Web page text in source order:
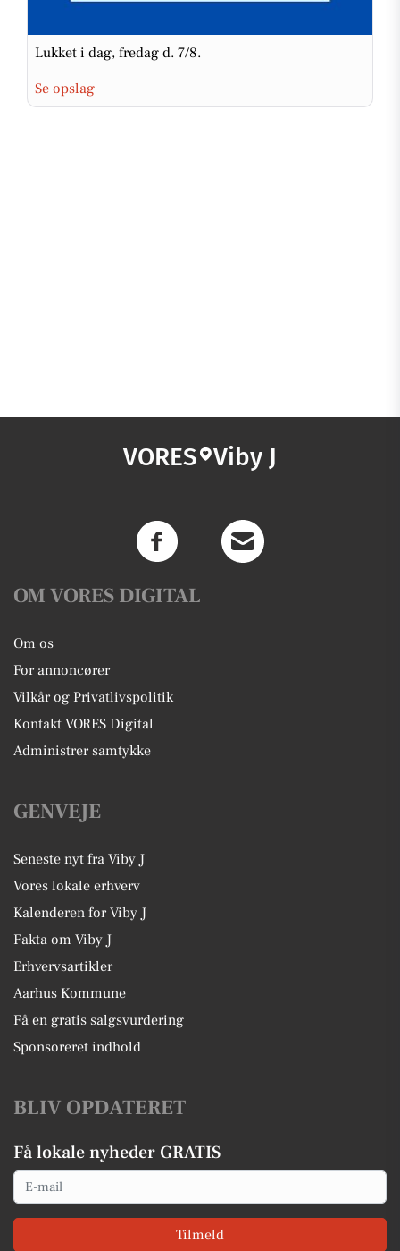
Lukket i dag, fredag d. 7/8.
Se opslag
VORES Viby J
OM VORES DIGITAL
Om os
For annoncører
Vilkår og Privatlivspolitik
Kontakt VORES Digital
Administrer samtykke
GENVEJE
Seneste nyt fra Viby J
Vores lokale erhverv
Kalenderen for Viby J
Fakta om Viby J
Erhvervsartikler
Aarhus Kommune
Få en gratis salgsvurdering
Sponsoreret indhold
BLIV OPDATERET
Få lokale nyheder GRATIS
Email
Tilmeld